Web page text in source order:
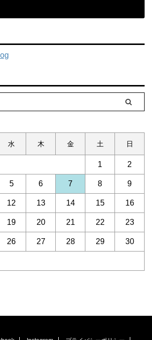
水 木 金 土 日
1 2
5 6 7 8 9
12 13 14 15 16
19 20 21 22 23
26 27 28 29 30